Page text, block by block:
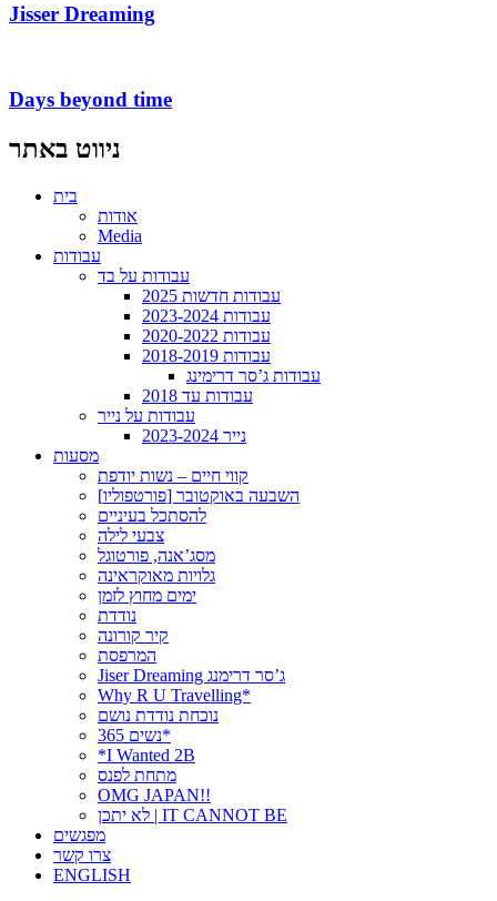
Jisser Dreaming
Days beyond time
ניווט באתר
בית
אודות
Media
עבודות
עבודות על בד
עבודות חדשות 2025
עבודות 2023-2024
עבודות 2020-2022
עבודות 2018-2019
עבודות ג’סר דרימינג
עבודות עד 2018
עבודות על נייר
נייר 2023-2024
מסעות
קווי חיים – נשות יודפת
[פורטפוליו] השבעה באוקטובר
להסתכל בעיניים
צבעי לילה
מסג’אנה, פורטוגל
גלויות מאוקראינה
ימים מחוץ לזמן
נודדת
קיר קורונה
המרפסת
Jiser Dreaming ג’סר דרימנג
Why R U Travelling*
נוכחת נודדת נושם
נשים 365*
*I Wanted 2B
מתחת לפנס
OMG JAPAN!!
לא יתכן | IT CANNOT BE
מפגשים
צרו קשר
ENGLISH